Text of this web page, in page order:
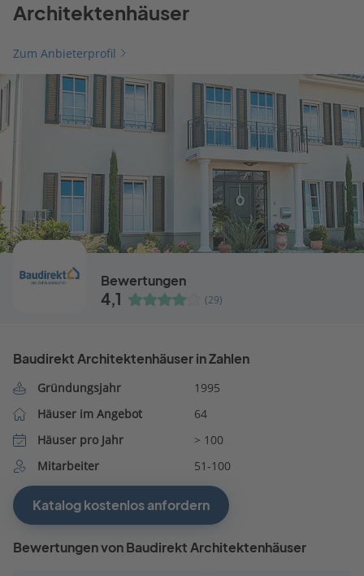
Architektenhäuser
Zum Anbieterprofil
Bewertungen
4,1 (29)
Baudirekt Architektenhäuser in Zahlen
Gründungsjahr
1995
Häuser im Angebot
64
Häuser pro Jahr
> 100
Mitarbeiter
51-100
Katalog kostenlos anfordern
Bewertungen von Baudirekt Architektenhäuser